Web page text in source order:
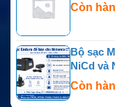
Còn
Bộ sạc
NiCd và
Còn